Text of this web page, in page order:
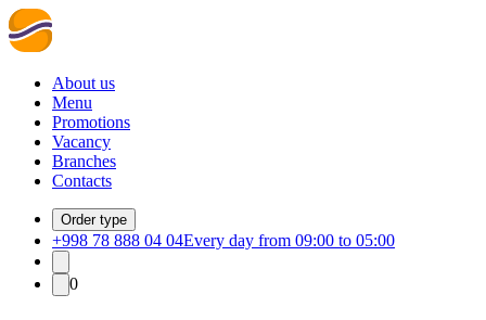
About us
Menu
Promotions
Vacancy
Branches
Contacts
Order type
+998 78 888 04 04Every day from 09:00 to 05:00
0